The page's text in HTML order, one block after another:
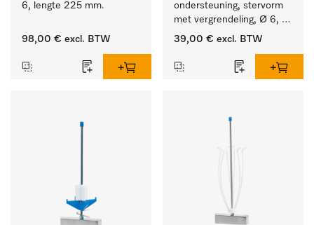
6, lengte 225 mm.
98,00 € excl. BTW
ondersteuning, stervorm
met vergrendeling, Ø 6,
lengte 225 mm.
39,00 € excl. BTW